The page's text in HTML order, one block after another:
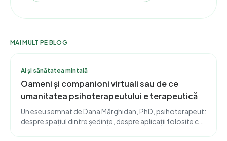
MAI MULT PE BLOG
AI și sănătatea mintală
Oameni și companioni virtuali sau de ce
umanitatea psihoterapeutului e terapeutică
Un eseu semnat de Dana Mărghidan, PhD, psihoterapeut:
despre spațiul dintre ședințe, despre aplicații folosite cu